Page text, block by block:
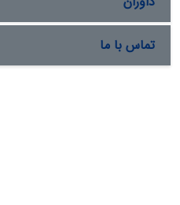
تماس با ما